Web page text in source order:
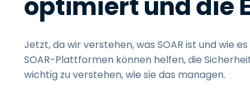
Jetzt, da wir verstehen, was SOAR ist und wie
SOAR-Plattformen können helfen, die
wichtig zu verstehen, wie sie das managen.